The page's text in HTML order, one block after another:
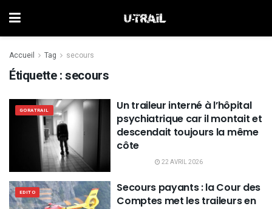
Accueil Tag secours
Étiquette :secours
GORATRAIL
Un traileur interné à l’hôpital
psychiatrique car il montait et
descendait toujours la même
côte
22 AVRIL 2026
EDITO
Secours payants : la Cour des
Comptes met les traileurs en